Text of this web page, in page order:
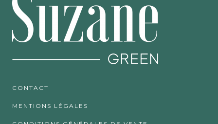
CONTACT
MENTIONS LÉGALES